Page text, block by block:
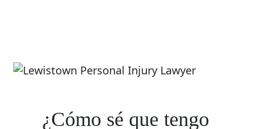
¿Cómo sé que tengo